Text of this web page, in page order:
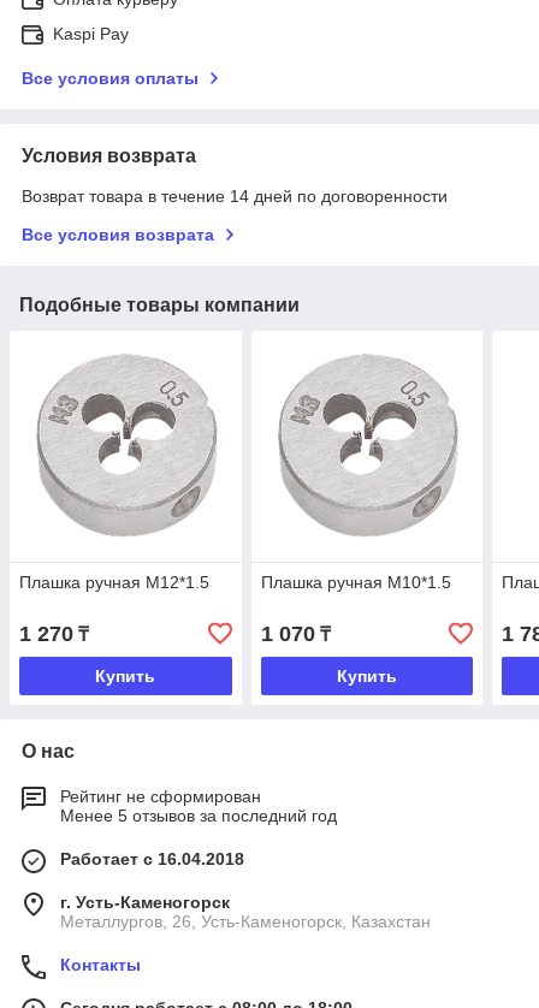
Kaspi Pay
Все условия оплаты
Условия возврата
Возврат товара в течение 14 дней по договоренности
Все условия возврата
Подобные товары компании
Плашка ручная М12*1.5
1 270 ₸
Купить
Плашка ручная М10*1.5
1 070₸
Купить
1
О нас
Рейтинг не сформирован
Менее 5 отзывов за последний год
Работает с 16.04.2018
г. Усть-Каменогорск
Металлургов, 26, Усть-Каменогорск, Казахстан
Контакты